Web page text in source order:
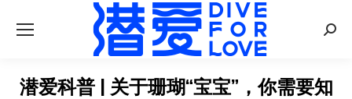
潜爱科普 | 关于珊瑚“宝宝”，你需要知